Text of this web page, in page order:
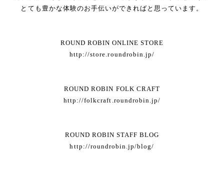
とても豊かな体験のお手伝いができればと思っています。
ROUND ROBIN ONLINE STORE
http://store.roundrobin.jp/
ROUND ROBIN FOLK CRAFT
http://folkcraft.roundrobin.jp/
ROUND ROBIN STAFF BLOG
http://roundrobin.jp/blog/